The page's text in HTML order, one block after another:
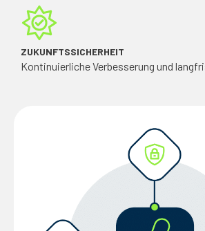
ZUKUNFTSSICHERHEIT
Kontinuierliche Verbesserung und